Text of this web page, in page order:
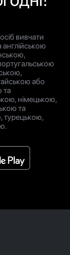
вивчати
англійською
або
та
німецькою,
та
турецькою,